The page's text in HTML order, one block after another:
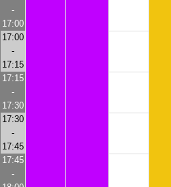
-
17:00
17:00
-
17:15
17:15
-
17:30
17:30
-
17:45
17:45
-